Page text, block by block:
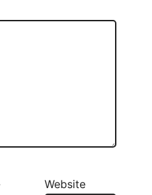
Website